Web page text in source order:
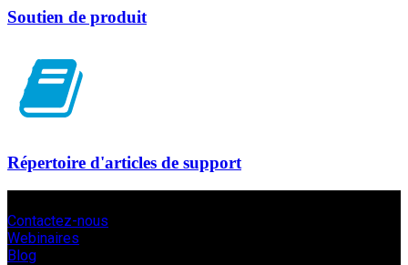
Soutien de produit
Répertoire d'articles de support
Contactez-nous
Webinaires
Blog